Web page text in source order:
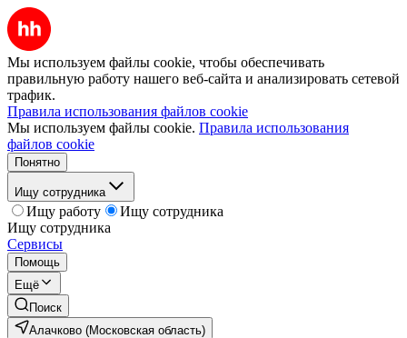
Мы используем файлы cookie, чтобы обеспечивать
правильную работу нашего веб-сайта и анализировать сетевой
трафик.
Правила использования файлов cookie
Мы используем файлы cookie. Правила использования
файлов cookie
Понятно
Ищу сотрудника
Ищу работу
Ищу сотрудника
Ищу сотрудника
Сервисы
Помощь
Ещё
Поиск
Алачково (Московская область)